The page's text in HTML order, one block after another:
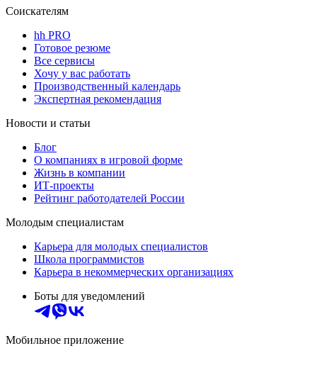
Соискателям
hh PRO
Готовое резюме
Все сервисы
Хочу у вас работать
Производственный календарь
Экспертная рекомендация
Новости и статьи
Блог
О компаниях в игровой форме
Жизнь в компании
ИТ-проекты
Рейтинг работодателей России
Молодым специалистам
Карьера для молодых специалистов
Школа программистов
Карьера в некоммерческих организациях
Боты для уведомлений
Мобильное приложение